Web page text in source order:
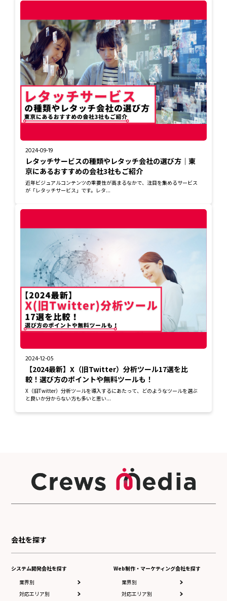
2024-09-19
レタッチサービスの種類やレタッチ会社の選び方｜東
京にあるおすすめの会社3社もご紹介
近年ビジュアルコンテンツの重要性が高まるなかで、注目を集めるサービス
が「レタッチサービス」です。レタ...
2024-12-05
【2024最新】X（旧Twitter）分析ツール17選を比
較！選び方のポイントや無料ツールも！
X（旧Twitter）分析ツールを導入するにあたって、どのようなツールを選ぶ
と良いか分からない方も多いと思い...
会社を探す
システム開発会社を探す
業界別
対応エリア別
Web制作・マーケティング会社を探す
業界別
対応エリア別